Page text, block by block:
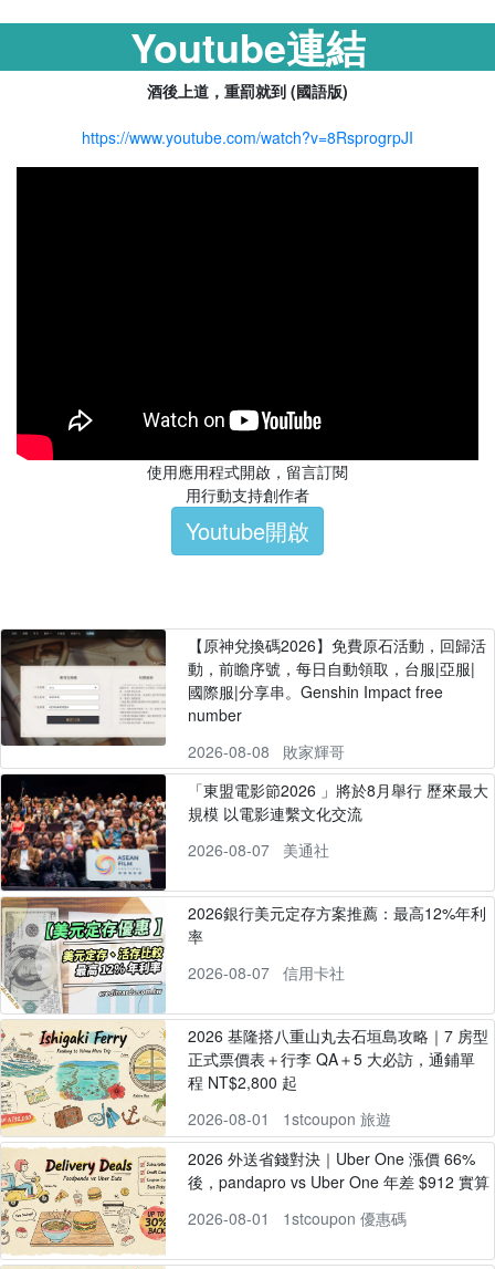
Youtube連結
酒後上道，重罰就到 (國語版)
https://www.youtube.com/watch?v=8RsprogrpJI
使用應用程式開啟，留言訂閱
用行動支持創作者
Youtube開啟
【原神兌換碼2026】免費原石活動，回歸活
動，前瞻序號，每日自動領取，台服|亞服|
國際服|分享串。Genshin Impact free
number
2026-08-08
敗家輝哥
「東盟電影節2026 」將於8月舉行 歷來最大
規模 以電影連繫文化交流
2026-08-07
美通社
2026銀行美元定存方案推薦：最高12%年利
率
2026-08-07
信用卡社
2026 基隆搭八重山丸去石垣島攻略｜7 房型
正式票價表＋行李 QA＋5 大必訪，通鋪單
程 NT$2,800 起
2026-08-01
1stcoupon 旅遊
2026 外送省錢對決｜Uber One 漲價 66%
後，pandapro vs Uber One 年差 $912 實算
2026-08-01
1stcoupon 優惠碼